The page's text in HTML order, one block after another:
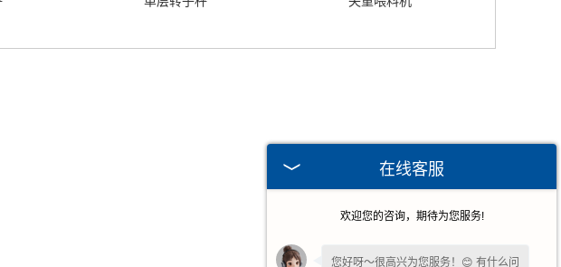
在线客服
欢迎您的咨询，期待为您服务!
您好呀～很高兴为您服务！😊 有什么问